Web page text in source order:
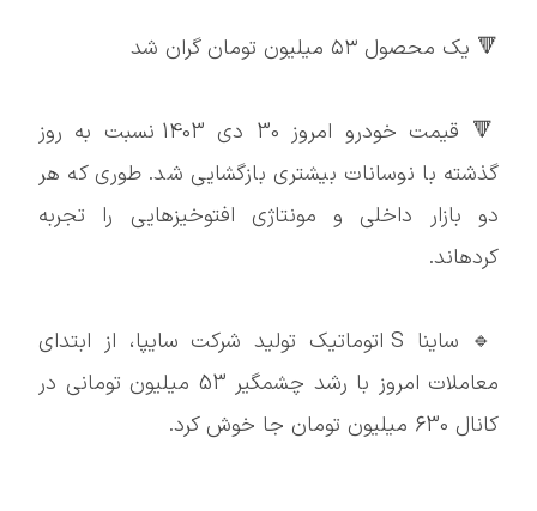
🔻 یک محصول ۵۳ میلیون تومان گران شد
🔻 قیمت خودرو امروز 30 دی 1403 نسبت به روز
گذشته با نوسانات بیشتری بازگشایی شد. طوری که هر
دو بازار داخلی و مونتاژی افتوخیزهایی را تجربه
کردهاند.
🔹 ساینا S اتوماتیک تولید شرکت سایپا، از ابتدای
معاملات امروز با رشد چشمگیر 53 میلیون تومانی در
کانال 630 میلیون تومان جا خوش کرد.